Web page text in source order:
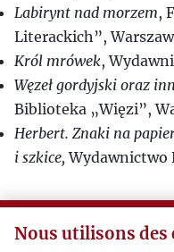
Labirynt nad morzem,
Literackich”,
Król mrówek,
Węzeł gordyjski oraz
Biblioteka „Więzi”,
Herbert. Znaki na
i szkice,Wydawnictwo
znaleźć w książce
Nous utilisons des